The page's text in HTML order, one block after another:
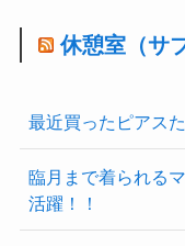
休憩室（サ
最近買ったピアス
臨月まで着られる
活躍！！